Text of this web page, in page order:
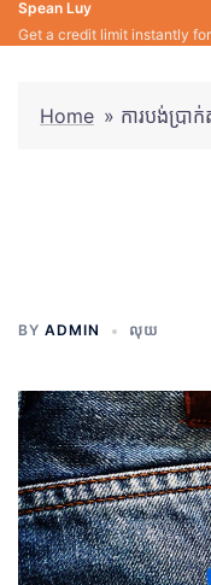
Skip
to
Spean Luy
Get a credit limit instantly
Home » ការបង់ប្រា
BY ADMIN លុយ